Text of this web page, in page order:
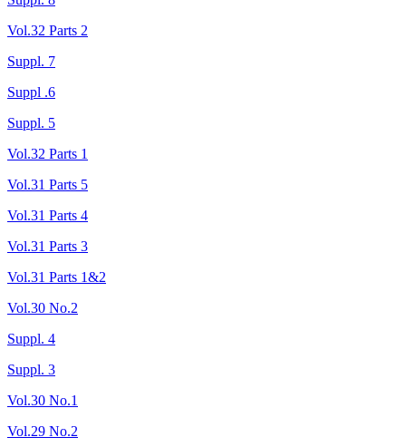
Vol.32 Parts 2
Suppl. 7
Suppl .6
Suppl. 5
Vol.32 Parts 1
Vol.31 Parts 5
Vol.31 Parts 4
Vol.31 Parts 3
Vol.31 Parts 1&2
Vol.30 No.2
Suppl. 4
Suppl. 3
Vol.30 No.1
Vol.29 No.2